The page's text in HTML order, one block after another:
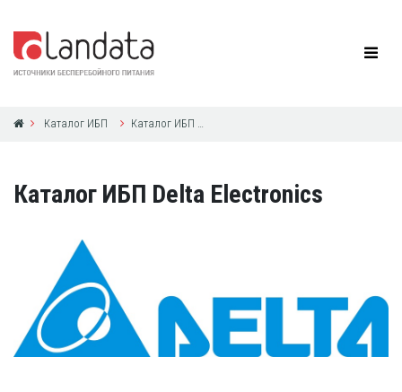
Каталог ИБП Каталог ИБП Delta Electronics
Каталог ИБП Delta Electronics